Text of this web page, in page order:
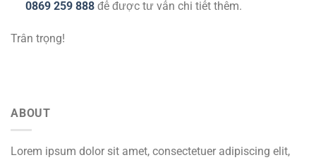
0869 259 888để được tư vấn chi tiết thêm.
Trân trọng!
ABOUT
Lorem ipsum dolor sit amet, consectetuer adipiscing elit,